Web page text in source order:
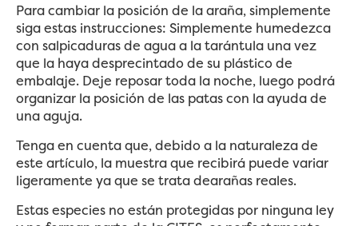
Para cambiar la posición de la araña, simplemente
siga estas instrucciones: Simplemente humedezca
con salpicaduras de agua a la tarántula una vez
que la haya desprecintado de su plástico de
embalaje. Deje reposar toda la noche, luego podrá
organizar la posición de las patas con la ayuda de
una aguja.
Tenga en cuenta que, debido a la naturaleza de
este artículo, la muestra que recibirá puede variar
ligeramente ya que se trata dearañas reales.
Estas especies no están protegidas por ninguna ley